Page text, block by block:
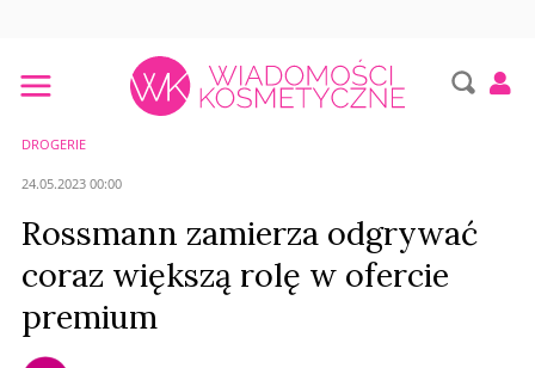
DROGERIE
24.05.2023 00:00
Rossmann zamierza odgrywać
coraz większą rolę w ofercie
premium